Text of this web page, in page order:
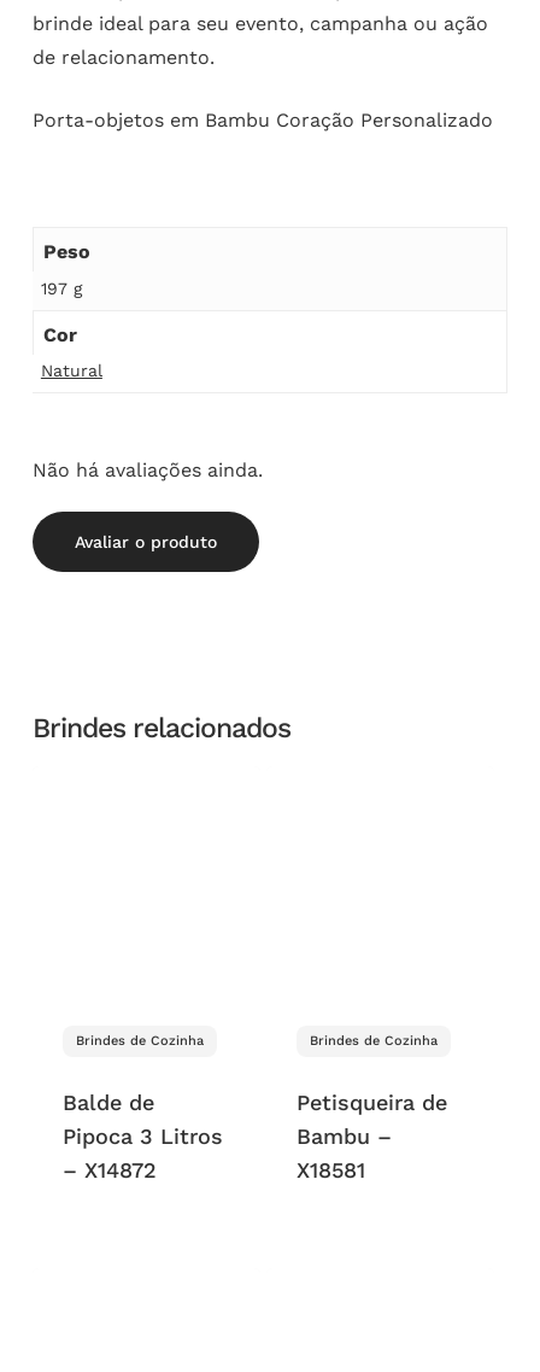
brinde ideal para seu evento, campanha ou ação
de relacionamento.
Porta-objetos em Bambu Coração Personalizado
Peso
197 g
Cor
Natural
Não há avaliações ainda.
Avaliar o produto
Brindes relacionados
Brindes de Cozinha
Balde de
Pipoca 3 Litros
– X14872
Brindes de Cozinha
Petisqueira de
Bambu –
X18581